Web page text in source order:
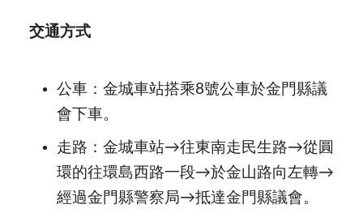
交通方式
公車：金城車站搭乘8號公車於金門縣議
會下車。
走路：金城車站→往東南走民生路→從圓
環的往環島西路一段→於金山路向左轉→
經過金門縣警察局→抵達金門縣議會。